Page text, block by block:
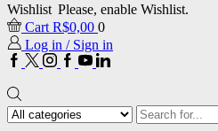
Wishlist Please, enable Wishlist.
Cart R$0,00 0
Log in / Sign in